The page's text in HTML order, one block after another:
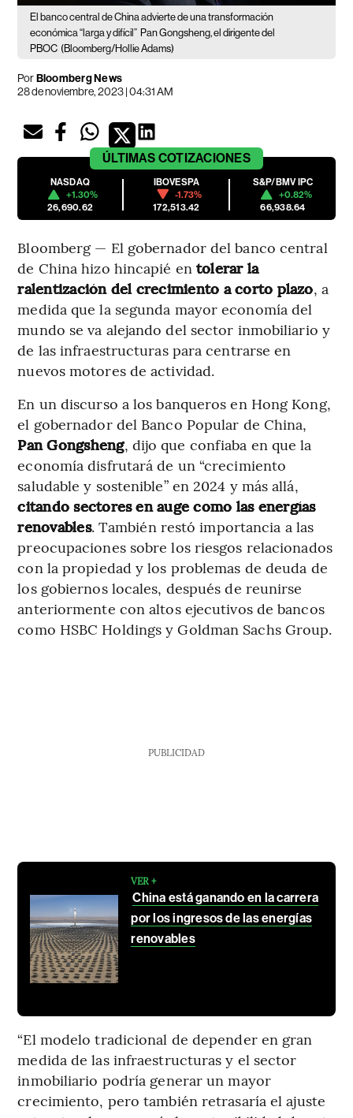
El banco central de China advierte de una transformación
económica “larga y difícil” Pan Gongsheng, el dirigente del
PBOC (Bloomberg/Hollie Adams)
PorBloomberg News
28 de noviembre, 2023 | 04:31 AM
ÚLTIMAS COTIZACIONES
NASDAQ
+1.30%
26,690.62
IBOVESPA
-1.73%
172,513.42
S&P/BMV IPC
+0.82%
66,938.64
Bloomberg — El gobernador del banco central
de China hizo hincapié en tolerar la
ralentización del crecimiento a corto plazo, a
medida que la segunda mayor economía del
mundo se va alejando del sector inmobiliario y
de las infraestructuras para centrarse en
nuevos motores de actividad.
En un discurso a los banqueros en Hong Kong,
el gobernador del Banco Popular de China,
Pan Gongsheng, dijo que confiaba en que la
economía disfrutará de un “crecimiento
saludable y sostenible” en 2024 y más allá,
citando sectores en auge como las energías
renovables. También restó importancia a las
preocupaciones sobre los riesgos relacionados
con la propiedad y los problemas de deuda de
los gobiernos locales, después de reunirse
anteriormente con altos ejecutivos de bancos
como HSBC Holdings y Goldman Sachs Group.
PUBLICIDAD
VER +
China está ganando en la carrera
por los ingresos de las energías
renovables
“El modelo tradicional de depender en gran
medida de las infraestructuras y el sector
inmobiliario podría generar un mayor
crecimiento, pero también retrasaría el ajuste